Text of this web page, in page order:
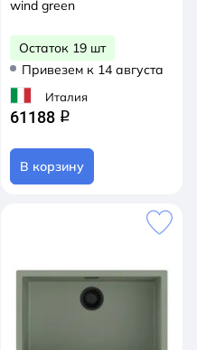
wind green
Остаток 19 шт
Привезем к 14 августа
Италия
61188 q
В корзину